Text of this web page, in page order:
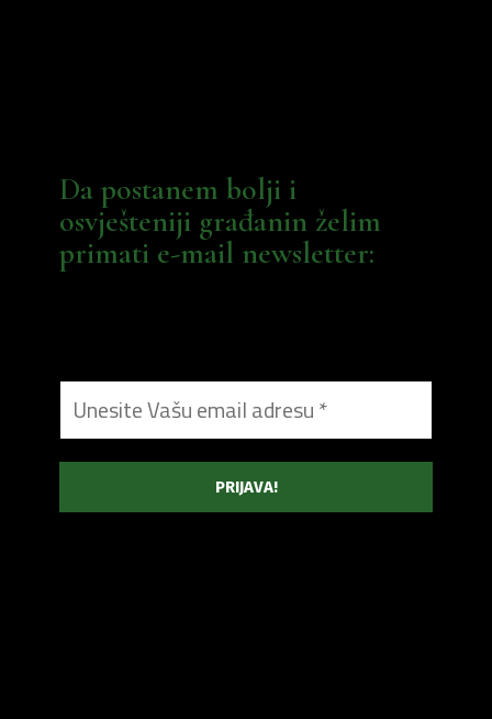
Da postanem bolji i
osvješteniji građanin želim
primati e-mail newsletter: